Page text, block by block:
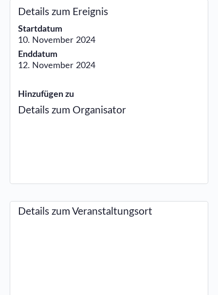
Details zum Ereignis
Startdatum
10. November 2024
Enddatum
12. November 2024
Hinzufügen zu
Details zum Organisator
Details zum Veranstaltungsort